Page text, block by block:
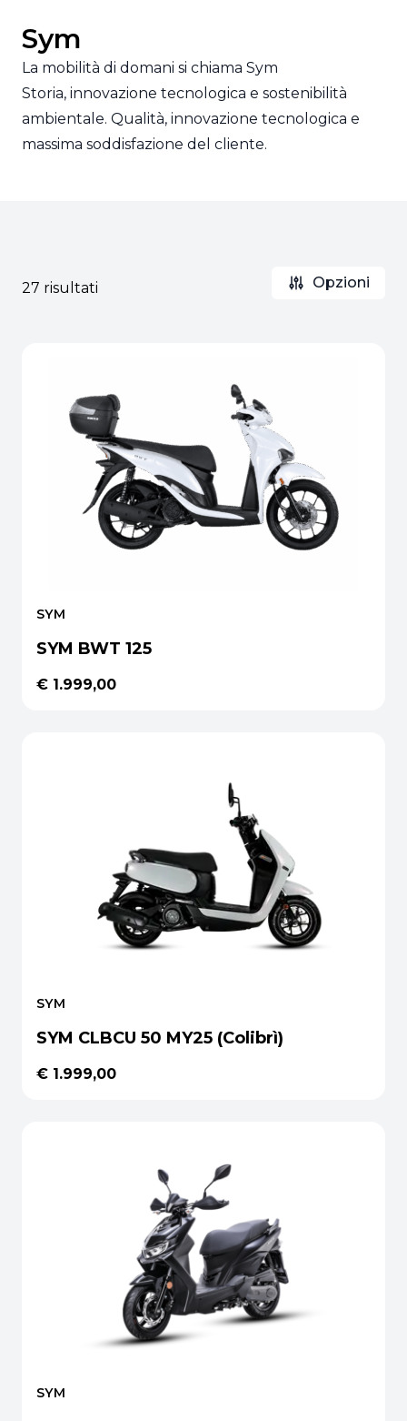
Sym
La mobilità di domani si chiama Sym
Storia, innovazione tecnologica e sostenibilità
ambientale. Qualità, innovazione tecnologica e
massima soddisfazione del cliente.
27 risultati Opzioni
SYM
SYM BWT 125
€ 1.999,00
SYM
SYM CLBCU 50 MY25 (Colibrì)
€ 1.999,00
SYM